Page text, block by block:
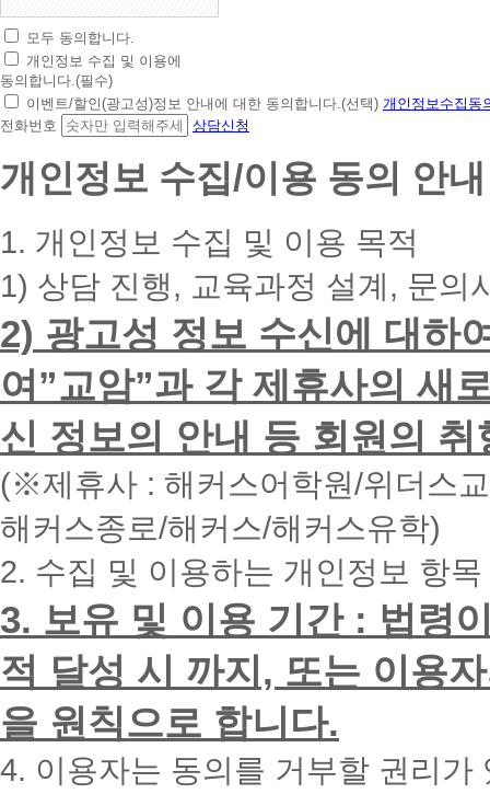
초
간
편
상
담
청
대
폰
입
력
시
면
빠
른
간
내
에
화
드
리
겠
습
니
다.
모두 동의합니다.
개인정보 수집 및 이용에
동의합니다.(필수)
이벤트/할인(광고성)정보 안내에 대한 동의합니다.(선택) 개인정보수집동
전화번호
상담신청
개인정보 수집/이용 동의 안내
1. 개인정보 수집 및 이용 목적
1) 상담 진행, 교육과정 설계, 문의
2) 광고성 정보 수신에 대하
여”교암”과 각 제휴사의 새
신 정보의 안내 등 회원의
(※제휴사 : 해커스어학원/위더스
해커스종로/해커스/해커스유학)
2. 수집 및 이용하는 개인정보 항
3. 보유 및 이용 기간 : 법령
적 달성 시 까지, 또는 이용
을 원칙으로 합니다.
4. 이용자는 동의를 거부할 권리